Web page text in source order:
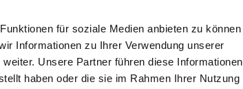
für soziale Medien anbieten zu können
Informationen zu Ihrer Verwendung unserer
Unsere Partner führen diese Informationen
haben oder die sie im Rahmen Ihrer Nutzung